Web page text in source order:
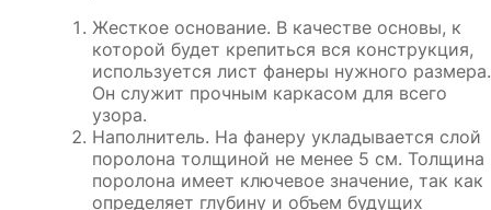
Жесткое основание. В качестве основы, к
которой будет крепиться вся конструкция,
используется лист фанеры нужного размера.
Он служит прочным каркасом для всего
узора.
Наполнитель. На фанеру укладывается слой
поролона толщиной не менее 5 см. Толщина
поролона имеет ключевое значение, так как
определяет глубину и объем будущих